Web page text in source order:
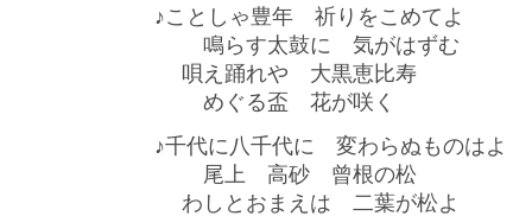
♪ことしゃ豊年 祈りをこめてよ
鳴らす太鼓に 気がはずむ
唄え踊れや 大黒恵比寿
めぐる盃 花が咲く
♪千代に八千代に 変わらぬものはよ
尾上 高砂 曾根の松
わしとおまえは 二葉が松よ